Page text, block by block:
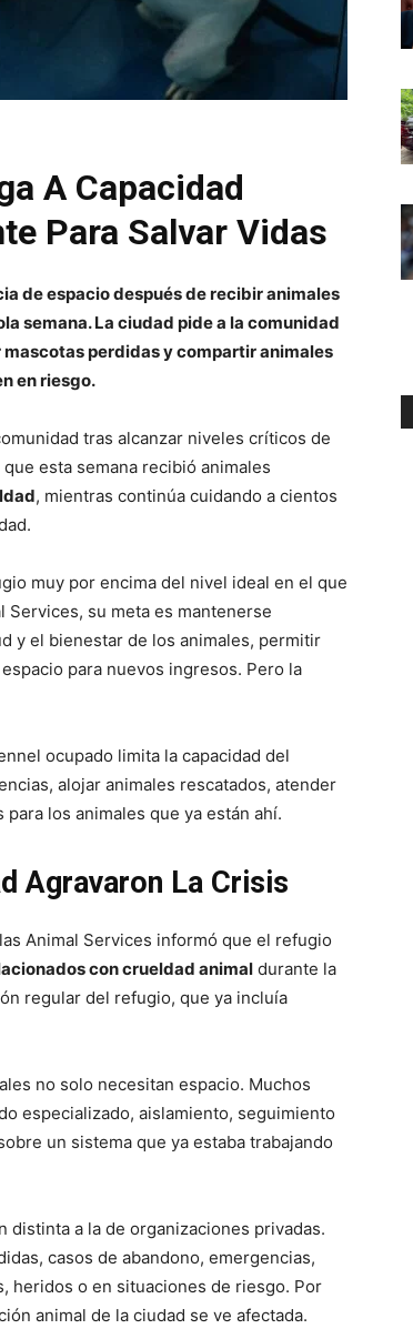
A Capacidad
Para Salvar Vidas
de espacio después de recibir animales
semana. La ciudad pide a la comunidad
perdidas y compartir animales
en riesgo.
tras alcanzar niveles críticos de
esta semana recibió animales
, mientras continúa cuidando a cientos
muy por encima del nivel ideal en el que
Services, su meta es mantenerse
y el bienestar de los animales, permitir
para nuevos ingresos. Pero la
ocupado limita la capacidad del
alojar animales rescatados, atender
los animales que ya están ahí.
Agravaron La Crisis
Animal Services informó que el refugio
con crueldad animal durante la
regular del refugio, que ya incluía
no solo necesitan espacio. Muchos
especializado, aislamiento, seguimiento
un sistema que ya estaba trabajando
distinta a la de organizaciones privadas.
casos de abandono, emergencias,
heridos o en situaciones de riesgo. Por
animal de la ciudad se ve afectada.